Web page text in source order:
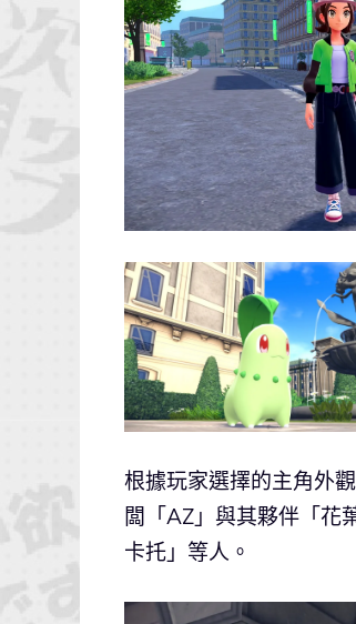
根據玩家選擇的主角外
闆「AZ」與其夥伴「花
卡托」等人。